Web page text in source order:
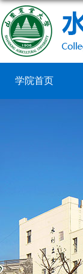
学院首页